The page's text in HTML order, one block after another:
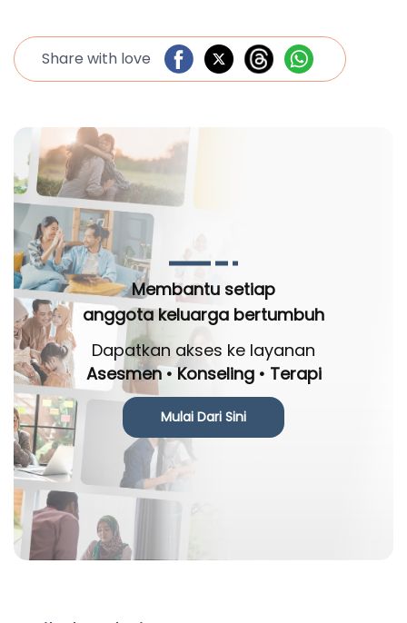
Share with love
Membantu setiap
anggota keluarga bertumbuh
Dapatkan akses ke layanan
Asesmen • Konseling • Terapi
Mulai Dari Sini